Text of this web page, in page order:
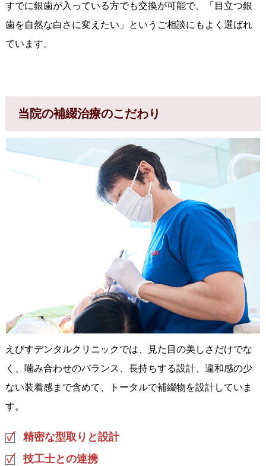
すでに銀歯が入っている方でも交換が可能で、「目立つ銀
歯を自然な白さに変えたい」というご相談にもよく選ばれ
ています。
当院の補綴治療のこだわり
えびすデンタルクリニックでは、見た目の美しさだけでな
く、噛み合わせのバランス、長持ちする設計、違和感の少
ない装着感まで含めて、トータルで補綴物を設計していま
す。
精密な型取りと設計
技工士との連携